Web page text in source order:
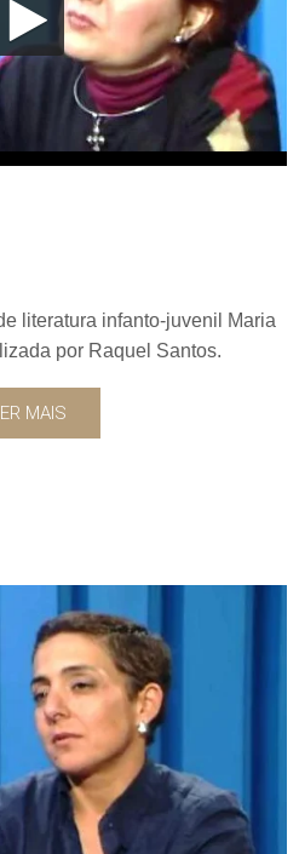
literatura infanto-juvenil Maria
por Raquel Santos.
MAIS